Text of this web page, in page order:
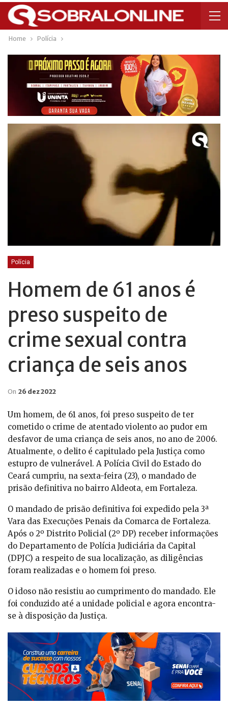
Home Polícia
Polícia
Homem de 61 anos é
preso suspeito de
crime sexual contra
criança de seis anos
On 26 dez 2022
Um homem, de 61 anos, foi preso suspeito de ter
cometido o crime de atentado violento ao pudor em
desfavor de uma criança de seis anos, no ano de 2006.
Atualmente, o delito é capitulado pela Justiça como
estupro de vulnerável. A Polícia Civil do Estado do
Ceará cumpriu, na sexta-feira (23), o mandado de
prisão definitiva no bairro Aldeota, em Fortaleza.
O mandado de prisão definitiva foi expedido pela 3ª
Vara das Execuções Penais da Comarca de Fortaleza.
Após o 2º Distrito Policial (2º DP) receber informações
do Departamento de Polícia Judiciária da Capital
(DPJC) a respeito de sua localização, as diligências
foram realizadas e o homem foi preso.
O idoso não resistiu ao cumprimento do mandado. Ele
foi conduzido até a unidade policial e agora encontra-
se à disposição da Justiça.